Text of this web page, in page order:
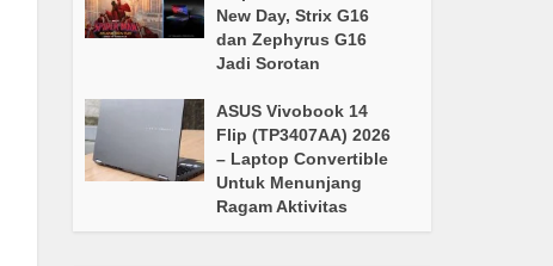
New Day, Strix G16
dan Zephyrus G16
Jadi Sorotan
ASUS Vivobook 14
Flip (TP3407AA) 2026
– Laptop Convertible
Untuk Menunjang
Ragam Aktivitas